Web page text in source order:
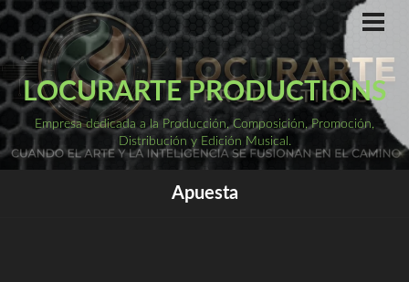
Saltar
al
contenido
LOCURARTE PRODUCTIONS
Empresa dedicada a la Producción, Composición, Promoción,
Distribución y Edición Musical.
Apuesta